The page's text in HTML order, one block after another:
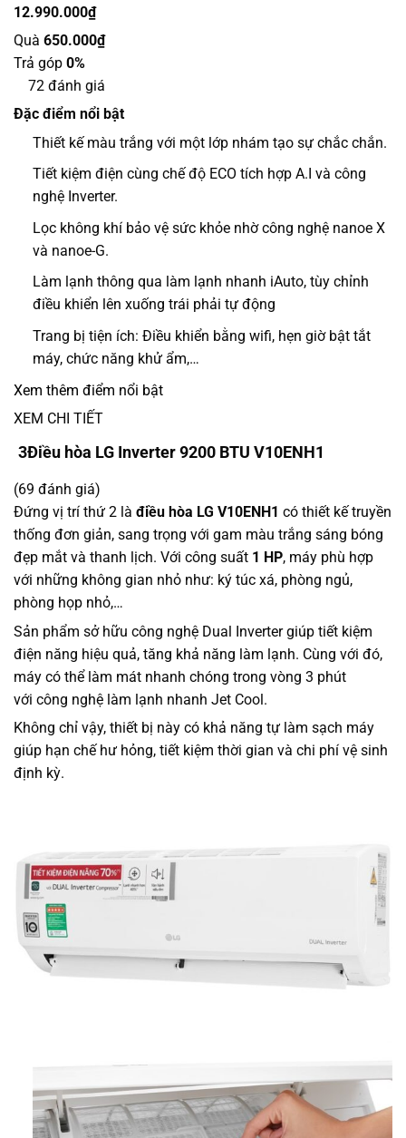
12.990.000₫
Quà 650.000₫
Trả góp 0%
72 đánh giá
Đặc điểm nổi bật
Thiết kế màu trắng với một lớp nhám tạo sự chắc chắn.
Tiết kiệm điện cùng chế độ ECO tích hợp A.I và công
nghệ Inverter.
Lọc không khí bảo vệ sức khỏe nhờ công nghệ nanoe X
và nanoe-G.
Làm lạnh thông qua làm lạnh nhanh iAuto, tùy chỉnh
điều khiển lên xuống trái phải tự động
Trang bị tiện ích: Điều khiển bằng wifi, hẹn giờ bật tắt
máy, chức năng khử ẩm,…
Xem thêm điểm nổi bật
XEM CHI TIẾT
3Điều hòa LG Inverter 9200 BTU V10ENH1
(69 đánh giá)
Đứng vị trí thứ 2 là điều hòa LG V10ENH1 có thiết kế truyền
thống đơn giản, sang trọng với gam màu trắng sáng bóng
đẹp mắt và thanh lịch. Với công suất 1 HP, máy phù hợp
với những không gian nhỏ như: ký túc xá, phòng ngủ,
phòng họp nhỏ,…
Sản phẩm sở hữu công nghệ Dual Inverter giúp tiết kiệm
điện năng hiệu quả, tăng khả năng làm lạnh. Cùng với đó,
máy có thể làm mát nhanh chóng trong vòng 3 phút
với công nghệ làm lạnh nhanh Jet Cool.
Không chỉ vậy, thiết bị này có khả năng tự làm sạch máy
giúp hạn chế hư hỏng, tiết kiệm thời gian và chi phí vệ sinh
định kỳ.